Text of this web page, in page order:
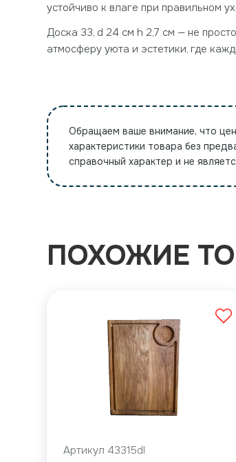
устойчиво к влаге при правильном
Доска 33, d 24 см h 2,7 см — не
атмосферу уюта и эстетики, где
Обращаем ваше внимание, что
характеристики товара без
справочный характер и не
ПОХОЖИЕ
Артикул 43315dl